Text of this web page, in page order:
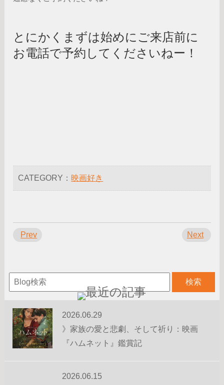
とにかくまずは始めにご来店前に
お電話で予約してくださいねー！
CATEGORY： 映画好き
Prev Next
2026.06.29
》家族の愛と悲劇、そして祈り：映画
『ハムネット』鑑賞記
2026.06.15